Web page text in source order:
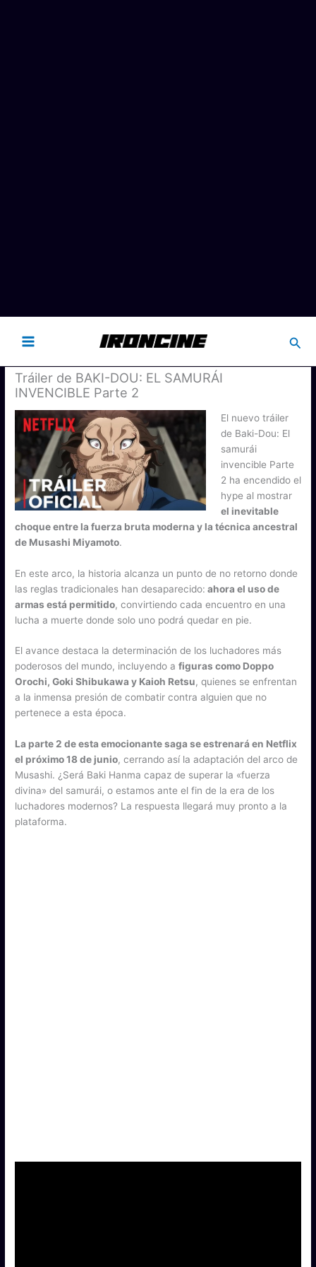
Tráiler de BAKI-DOU: EL SAMURÁI
INVENCIBLE Parte 2
El nuevo tráiler
de Baki-Dou: El
samurái
invencible Parte
2 ha encendido el
hype al mostrar
el inevitable
choque entre la fuerza bruta moderna y la técnica ancestral
de Musashi Miyamoto.
En este arco, la historia alcanza un punto de no retorno donde
las reglas tradicionales han desaparecido: ahora el uso de
armas está permitido, convirtiendo cada encuentro en una
lucha a muerte donde solo uno podrá quedar en pie.
El avance destaca la determinación de los luchadores más
poderosos del mundo, incluyendo afiguras como Doppo
Orochi, Goki Shibukawa y Kaioh Retsu, quienes se enfrentan
a la inmensa presión de combatir contra alguien que no
pertenece a esta época.
La parte 2 de esta emocionante saga se estrenará en Netflix
el próximo 18 de junio, cerrando así la adaptación del arco de
Musashi. ¿Será Baki Hanma capaz de superar la «fuerza
divina» del samurái, o estamos ante el fin de la era de los
luchadores modernos? La respuesta llegará muy pronto a la
plataforma.